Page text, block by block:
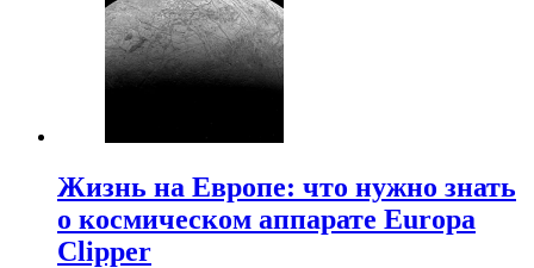
Жизнь на Европе: что нужно знать
о космическом аппарате Europa
Clipper